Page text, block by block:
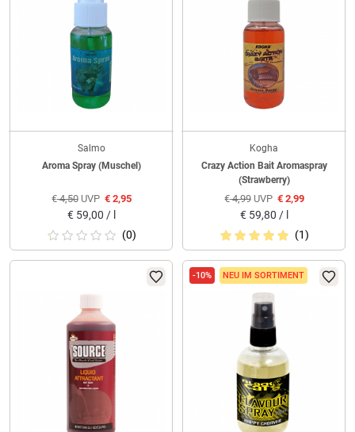
Salmo
Aroma Spray (Muschel)
€4,50UVP €2,95
€ 59,00 / l
(0)
Kogha
Crazy Action Bait Aromaspray
(Strawberry)
€4,99UVP €2,99
€ 59,80 / l
(1)
-10% NEU IM SORTIMENT